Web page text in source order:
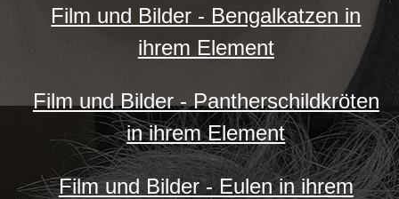
Film und Bilder - Bengalkatzen in
ihrem Element
Film und Bilder - Pantherschildkröten
in ihrem Element
Film und Bilder - Eulen in ihrem